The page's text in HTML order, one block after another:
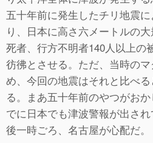
五十年前に発生したチリ地震
り、日本に高さ六メートルの大
死者、行方不明者140人以上の
彷彿とさせる。ただ、当時の
め、今回の地震はそれと比べ
る。まあ五十年前のやつがお
でに日本でも津波警報が出さ
後一時ごろ、名古屋が心配だ。